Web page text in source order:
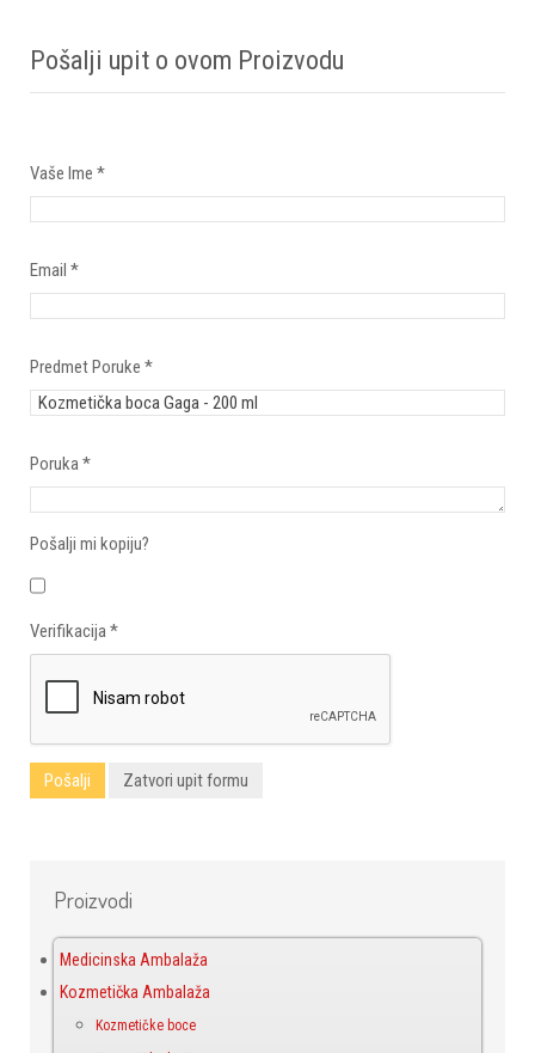
Pošalji upit o ovom Proizvodu
Vaše Ime *
Email *
Predmet Poruke *
Poruka *
Pošalji mi kopiju?
Verifikacija *
Pošalji Zatvori upit formu
Proizvodi
Medicinska Ambalaža
Kozmetička Ambalaža
Kozmetičke boce